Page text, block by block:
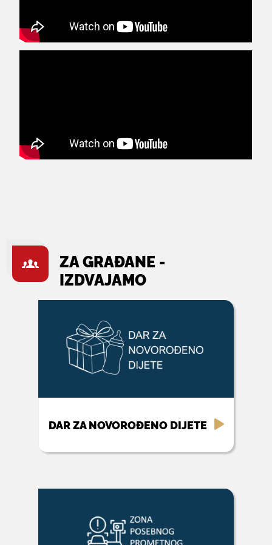
ZA GRAĐANE -
IZDVAJAMO
DAR ZA NOVOROĐENO DIJETE